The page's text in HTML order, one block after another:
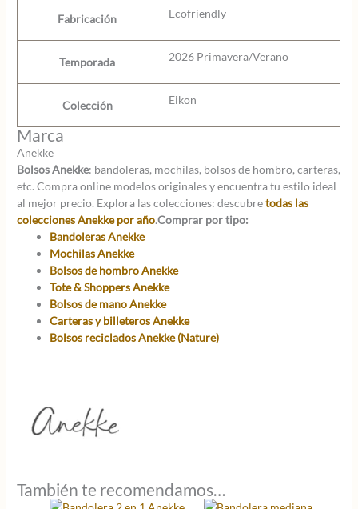
Fabricación Ecofriendly
Temporada 2026 Primavera/Verano
Colección Eikon
Marca
Anekke
Bolsos Anekke: bandoleras, mochilas, bolsos de hombro, carteras,
etc. Compra online modelos originales y encuentra tu estilo ideal
al mejor precio. Explora las colecciones: descubretodas las
colecciones Anekke por año.Comprar por tipo:
Bandoleras Anekke
Mochilas Anekke
Bolsos de hombro Anekke
Tote & Shoppers Anekke
Bolsos de mano Anekke
Carteras y billeteros Anekke
Bolsos reciclados Anekke (Nature)
También te recomendamos…